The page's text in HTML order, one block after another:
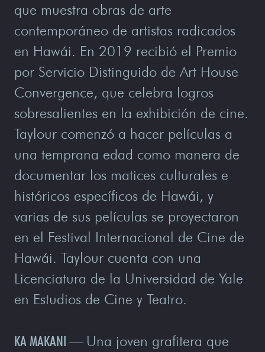
que muestra obras de arte
contemporáneo de artistas radicados
en Hawái. En 2019 recibió el Premio
por Servicio Distinguido de Art House
Convergence, que celebra logros
sobresalientes en la exhibición de cine.
Taylour comenzó a hacer películas a
una temprana edad como manera de
documentar los matices culturales e
históricos específicos de Hawái, y
varias de sus películas se proyectaron
en el Festival Internacional de Cine de
Hawái. Taylour cuenta con una
Licenciatura de la Universidad de Yale
en Estudios de Cine y Teatro.
KA MAKANI — Una joven grafitera que